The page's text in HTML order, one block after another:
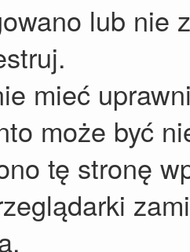
lub nie
mieć
może być
tę stronę